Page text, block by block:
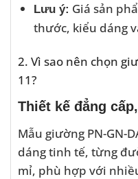
Lưu ý: Giá sản
thước, kiểu dáng
2. Vì sao nên chọn
11?
Thiết kế đẳng
Mẫu giường PN-GN-
dáng tinh tế, từng
mỉ, phù hợp với